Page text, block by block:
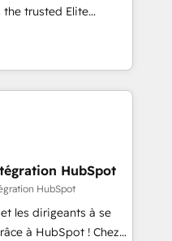
& Platform
in HubSpot.
you a roadmap on
Commercial
processes, we
and minimize
expertise to
an experienced
companies in
SaaS and
a customized
HubSpot
HubSpot
les dirigeants à se
à HubSpot ! Chez